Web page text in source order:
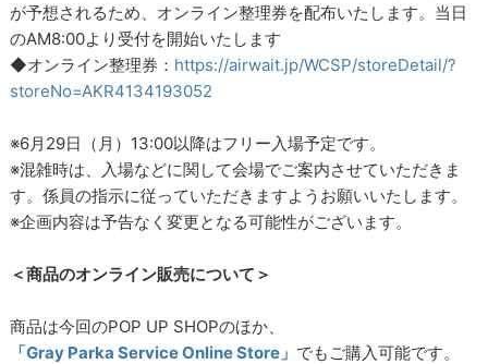
が予想されるため、オンライン整理券を配布いたします。当日
のAM8:00より受付を開始いたします
◆オンライン整理券： https://airwait.jp/WCSP/storeDetail/?
storeNo=AKR4134193052
※6月29日（月）13:00以降はフリー入場予定です。
※混雑時は、入場などに関して会場でご案内させていただきま
す。係員の指示に従っていただきますようお願いいたします。
※企画内容は予告なく変更となる可能性がございます。
＜商品のオンライン販売について＞
商品は今回のPOP UP SHOPのほか、
「Gray Parka Service Online Store」 でもご購入可能です。